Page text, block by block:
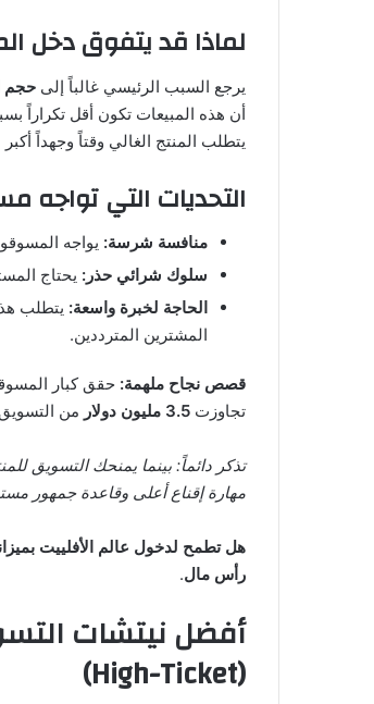
لماذا قد يتفوق دخل
يرجع السبب الرئيسي غالباً إلى حجم
أن هذه المبيعات تكون أقل تكراراً
يتطلب المنتج الغالي وقتاً وجهداً أكبر
التحديات التي تواجه
منافسة شرسة: يواجه
سلوك شرائي حذر: يحتاج
الحاجة لخبرة واسعة: يتطلب
المشترين المترددين.
قصص نجاح ملهمة: حقق كبار
تجاوزت 3.5 مليون دولار من التسويق
تذكر دائماً: بينما يمنحك التسويق
مهارة إقناع أعلى وقاعدة جمهور
هل تطمح لدخول عالم الأفلييت
رأس مال.
أفضل نيتشات
(High-Ticket)